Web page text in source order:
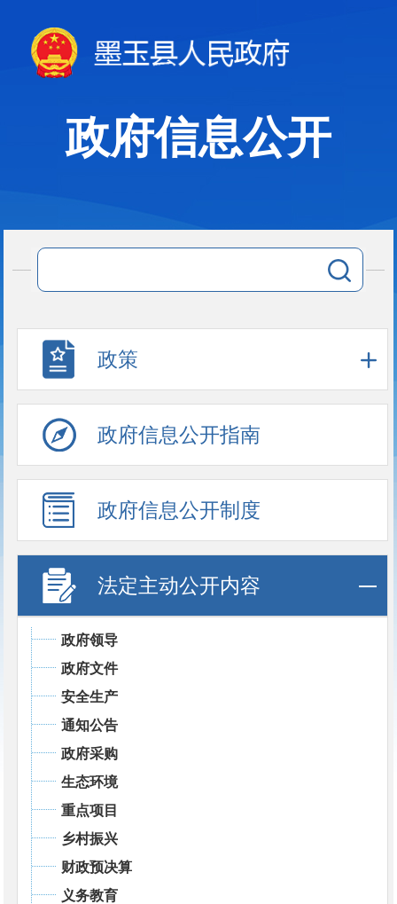
政府信息公开
政策
政府信息公开指南
政府信息公开制度
法定主动公开内容
政府领导
政府文件
安全生产
通知公告
政府采购
生态环境
重点项目
乡村振兴
财政预决算
义务教育